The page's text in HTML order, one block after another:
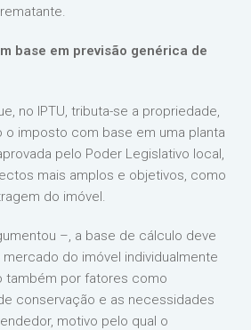
base em previsão genérica de
no IPTU, tributa-se a propriedade,
o imposto com base em uma planta
pelo Poder Legislativo local,
mais amplos e objetivos, como
do imóvel.
–, a base de cálculo deve
do imóvel individualmente
também por fatores como
conservação e as necessidades
motivo pelo qual o